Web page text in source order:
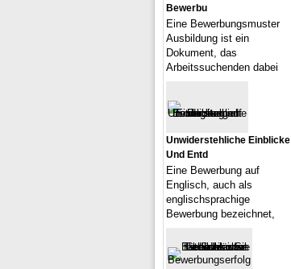
Bewerbu
Eine Bewerbungsmuster
Ausbildung ist ein
Dokument, das
Arbeitssuchenden dabei
Unwiderstehliche Einblicke
Und Entd
Eine Bewerbung auf
Englisch, auch als
englischsprachige
Bewerbung bezeichnet,